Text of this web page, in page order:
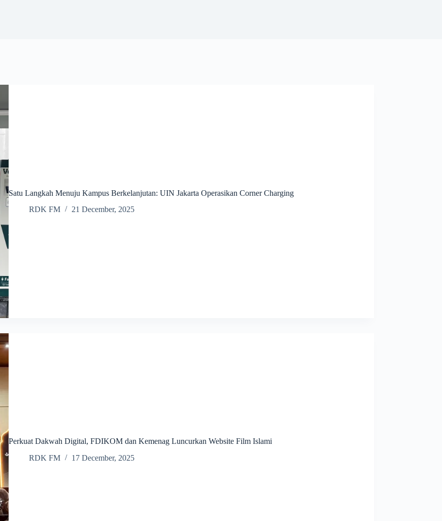
Satu Langkah Menuju Kampus Berkelanjutan: UIN Jakarta Operasikan Corner Charging
RDK FM
21 December, 2025
Perkuat Dakwah Digital, FDIKOM dan Kemenag Luncurkan Website Film Islami
RDK FM
17 December, 2025